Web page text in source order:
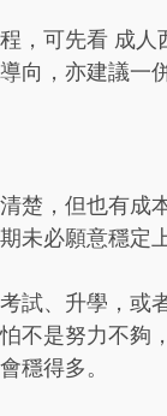
，可先看 成
向，亦建議一
楚，但也有成
未必願意穩定
試、升學，或
不是努力不夠
穩得多。